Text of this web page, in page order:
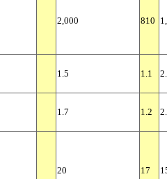
2,000 810
1.5 1.1
1.7 1.2
20 17